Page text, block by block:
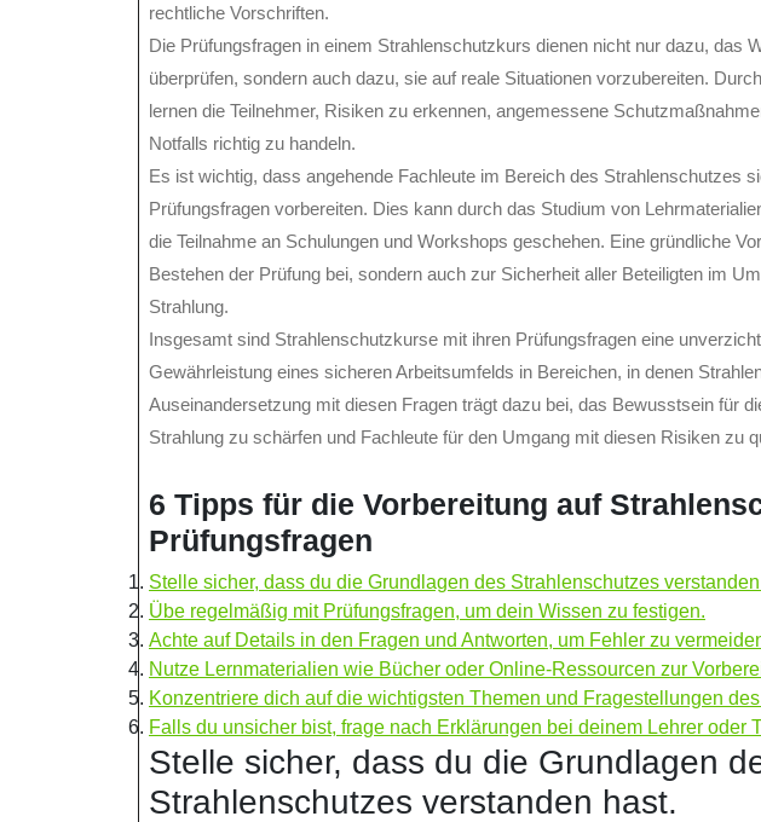
rechtliche Vorschriften.
Die Prüfungsfragen in einem Strahlenschutzkurs dienen nicht nur dazu, das
überprüfen, sondern auch dazu, sie auf reale Situationen vorzubereiten.
lernen die Teilnehmer, Risiken zu erkennen, angemessene
Notfalls richtig zu handeln.
Es ist wichtig, dass angehende Fachleute im Bereich des Strahlenschutzes
Prüfungsfragen vorbereiten. Dies kann durch das Studium von
die Teilnahme an Schulungen und Workshops geschehen. Eine gründliche
Bestehen der Prüfung bei, sondern auch zur Sicherheit aller Beteiligten im
Strahlung.
Insgesamt sind Strahlenschutzkurse mit ihren Prüfungsfragen eine
Gewährleistung eines sicheren Arbeitsumfelds in Bereichen, in denen
Auseinandersetzung mit diesen Fragen trägt dazu bei, das Bewusstsein für
Strahlung zu schärfen und Fachleute für den Umgang mit diesen Risiken zu
6 Tipps für die Vorbereitung auf
Prüfungsfragen
Stelle sicher, dass du die Grundlagen des Strahlenschutzes
Übe regelmäßig mit Prüfungsfragen, um dein Wissen zu festigen.
Achte auf Details in den Fragen und Antworten, um Fehler zu
Nutze Lernmaterialien wie Bücher oder Online-Ressourcen zur
Konzentriere dich auf die wichtigsten Themen und Fragestellungen
Falls du unsicher bist, frage nach Erklärungen bei deinem Lehrer oder
Stelle sicher, dass du die Grundlagen
Strahlenschutzes verstanden hast.